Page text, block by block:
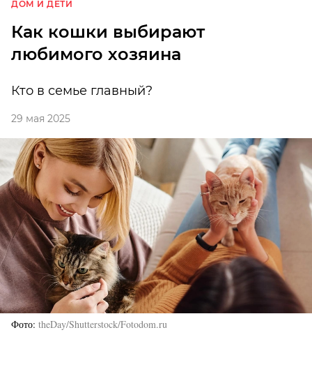
ДОМ И ДЕТИ
Как кошки выбирают
любимого хозяина
Кто в семье главный?
29 мая 2025
Фото theDay/Shutterstock/Fotodom.ru